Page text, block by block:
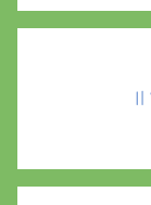
S
Il